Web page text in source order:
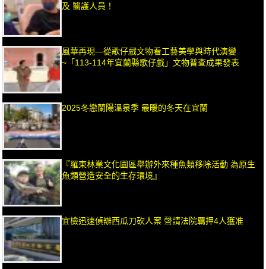
及 醫護人員！
風華再現—從歌仔戲文物看工藝美學與時代演變
~「113-114年宜蘭縣歌仔戲」文物普查成果發表
2025冬戀蘭陽溫泉季 最暖的冬天在宜蘭
『羅東林業文化園區舉辦外來種魚類移除活動 為原生
魚類營造安全的生存環境』
宜檢迅速偵辦西瓜刀砍人案 聲請法院羈押4人獲准